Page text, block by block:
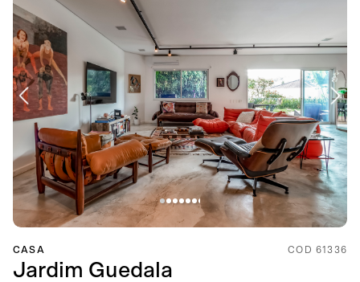
CASA COD 61336
Jardim Guedala